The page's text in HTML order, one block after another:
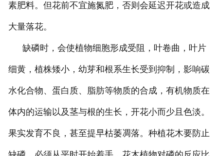
素肥料。但花前不宜施氮肥，否则会延迟开花或造成
大量落花。
缺磷时，会使植物细胞形成受阻，叶卷曲，叶片
细黄，植株矮小，幼芽和根系生长受到抑制，影响碳
水化合物、蛋白质、脂肪等物质的合成，有机物质在
体内的运输以及茎与根的生长，开花小而少且色淡。
果实发育不良，甚至提早枯萎凋落。种植花木要防止